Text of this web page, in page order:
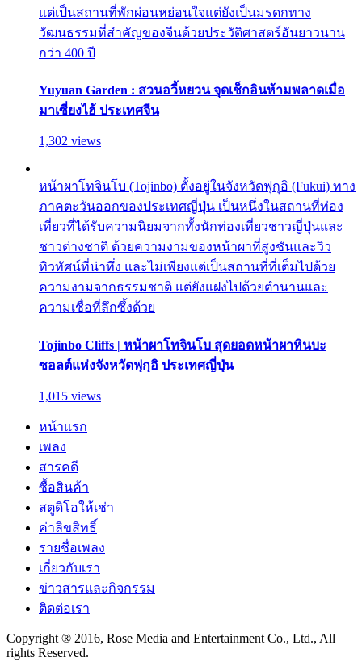
แต่เป็นสถานที่พักผ่อนหย่อนใจแต่ยังเป็นมรดกทาง
วัฒนธรรมที่สำคัญของจีนด้วยประวัติศาสตร์อันยาวนาน
กว่า 400 ปี
Yuyuan Garden : สวนอวี้หยวน จุดเช็กอินห้ามพลาดเมื่อ
มาเซี่ยงไฮ้ ประเทศจีน
1,302 views
หน้าผาโทจินโบ (Tojinbo) ตั้งอยู่ในจังหวัดฟุกุอิ (Fukui) ทาง
ภาคตะวันออกของประเทศญี่ปุ่น เป็นหนึ่งในสถานที่ท่อง
เที่ยวที่ได้รับความนิยมจากทั้งนักท่องเที่ยวชาวญี่ปุ่นและ
ชาวต่างชาติ ด้วยความงามของหน้าผาที่สูงชันและวิว
ทิวทัศน์ที่น่าทึ่ง และไม่เพียงแต่เป็นสถานที่ที่เต็มไปด้วย
ความงามจากธรรมชาติ แต่ยังแฝงไปด้วยตำนานและ
ความเชื่อที่ลึกซึ้งด้วย
Tojinbo Cliffs | หน้าผาโทจินโบ สุดยอดหน้าผาหินบะ
ซอลต์แห่งจังหวัดฟุกุอิ ประเทศญี่ปุ่น
1,015 views
หน้าแรก
เพลง
สารคดี
ซื้อสินค้า
สตูดิโอให้เช่า
ค่าลิขสิทธิ์
รายชื่อเพลง
เกี่ยวกับเรา
ข่าวสารและกิจกรรม
ติดต่อเรา
Copyright ® 2016, Rose Media and Entertainment Co., Ltd., All
rights Reserved.